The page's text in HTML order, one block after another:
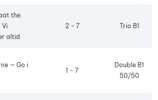
the
Vi
altid
2 - 7 Trio B1
— Go i
1 - 7
Double B1
50/50